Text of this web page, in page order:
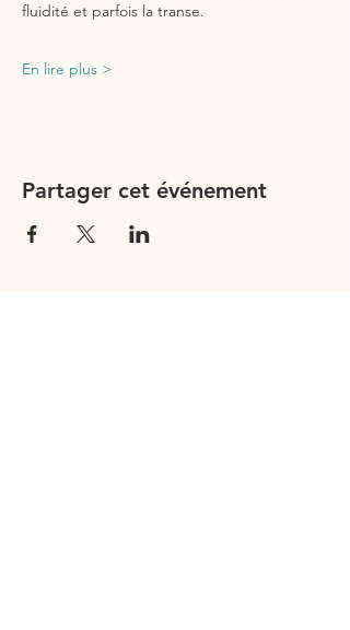
fluidité et parfois la transe.
En lire plus >
Partager cet événement